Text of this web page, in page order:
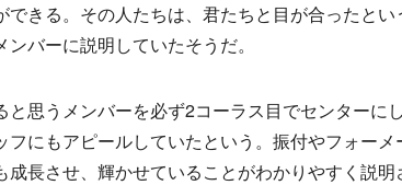
きる。その人たちは、君たちと目が合ったとい
バーに説明していたそうだ。
思うメンバーを必ず2コーラス目でセンターに
フにもアピールしていたという。振付やフォー
長させ、輝かせていることがわかりやすく説明